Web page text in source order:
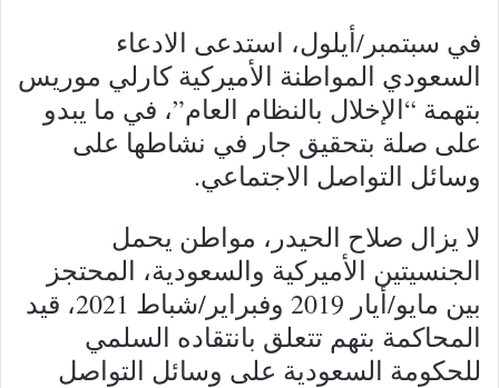
في سبتمبر/أيلول، استدعى الادعاء
السعودي المواطنة الأميركية كارلي موريس
بتهمة “الإخلال بالنظام العام”، في ما يبدو
على صلة بتحقيق جار في نشاطها على
وسائل التواصل الاجتماعي.
لا يزال صلاح الحيدر، مواطن يحمل
الجنسيتين الأميركية والسعودية، المحتجز
بين مايو/أيار 2019 وفبراير/شباط 2021، قيد
المحاكمة بتهم تتعلق بانتقاده السلمي
للحكومة السعودية على وسائل التواصل